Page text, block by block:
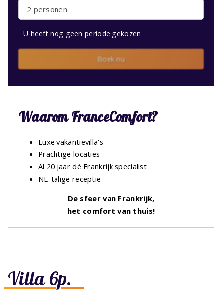
Villa 6p.
2 personen
U heeft nog geen periode gekozen
Boek nu
Waarom FranceComfort?
Luxe vakantievilla's
Prachtige locaties
Al 20 jaar dé Frankrijk specialist
NL-talige receptie
De sfeer van Frankrijk,
het comfort van thuis!